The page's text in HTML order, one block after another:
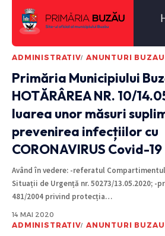
ADMINISTRATIV ANUNTURI BUZAU
Primăria Municipiului
HOTĂRÂREA NR. 10/
luarea unor măsuri
prevenirea infecțiilor cu
CORONAVIRUS Covid-19
Având în vedere: -referatul
Situații de Urgență nr. 50273/13.05.2020; -
481/2004 privind protecția…
14 MAI 2020
ADMINISTRATIV ANUNTURI BUZAU